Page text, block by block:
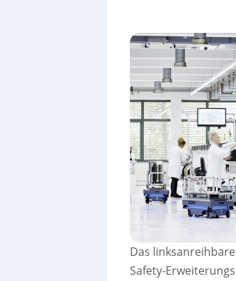
Das linksanreihbare
Safety-